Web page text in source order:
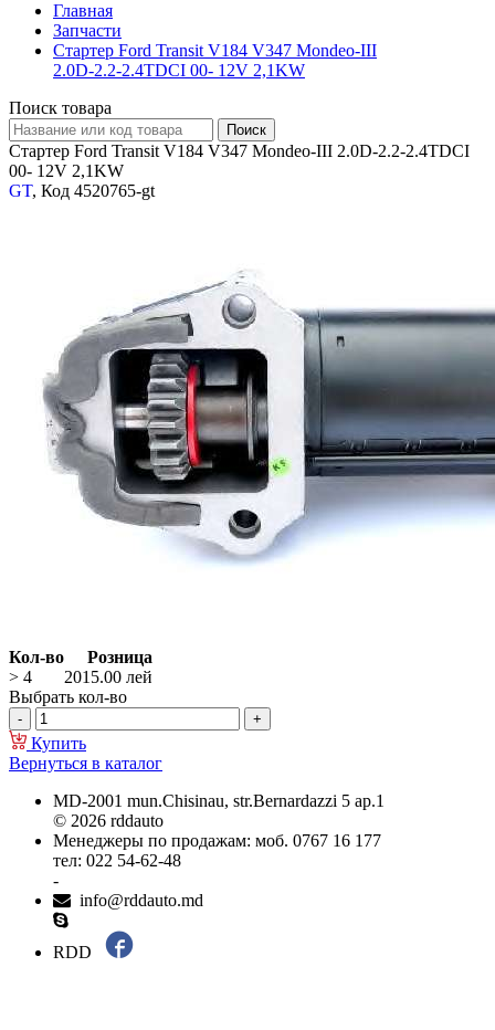
Главная
Запчасти
Стартер Ford Transit V184 V347 Mondeo-III
2.0D-2.2-2.4TDCI 00- 12V 2,1KW
Поиск товара
Стартер Ford Transit V184 V347 Mondeo-III 2.0D-2.2-2.4TDCI
00- 12V 2,1KW
GT, Код 4520765-gt
Кол-во
Розница
> 4
2015.00 лей
Выбрать кол-во
Купить
Вернуться в каталог
MD-2001 mun.Chisinau, str.Bernardazzi 5 ap.1
© 2026 rddauto
Менеджеры по продажам: моб. 0767 16 177
тел: 022 54-62-48
-
info@rddauto.md
RDD